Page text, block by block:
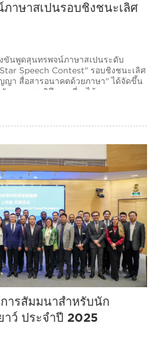
าษาสเปนรอบชิงชนะเลิศ
ขันพูดสุนทรพจน์ภาษาสเปนระดับ
Speech Contest" รอบชิงชนะเลิศ
ญา สื่อสารอนาคตด้วยภาษา" ได้จัดขึ้น
ยนานาชาติศึกษาเซี่ยงไฮ้
ารสัมมนาสำหรับนัก
าว์ ประจำปี 2025